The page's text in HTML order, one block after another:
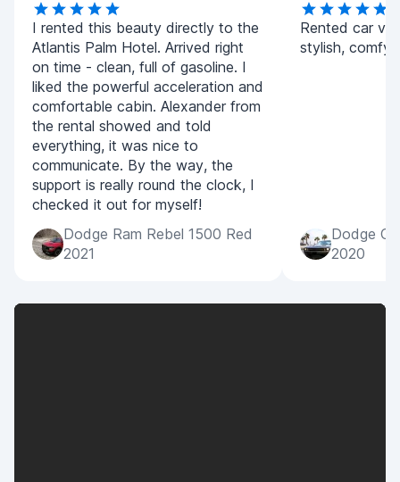
I rented this beauty directly to the
Atlantis Palm Hotel. Arrived right
on time - clean, full of gasoline. I
liked the powerful acceleration and
comfortable cabin. Alexander from
the rental showed and told
everything, it was nice to
communicate. By the way, the
support is really round the clock, I
checked it out for myself!
Dodge Ram Rebel 1500 Red
2021
Rented car
stylish,
Dodge
2020